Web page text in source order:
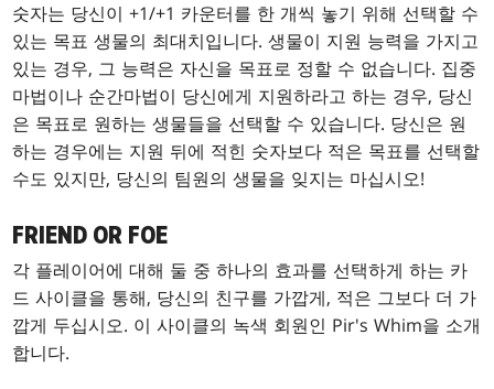
숫자는 당신이 +1/+1 카운터를 한 개씩 놓기 위해 선택할 수
있는 목표 생물의 최대치입니다. 생물이 지원 능력을 가지고
있는 경우, 그 능력은 자신을 목표로 정할 수 없습니다. 집중
마법이나 순간마법이 당신에게 지원하라고 하는 경우, 당신
은 목표로 원하는 생물들을 선택할 수 있습니다. 당신은 원
하는 경우에는 지원 뒤에 적힌 숫자보다 적은 목표를 선택할
수도 있지만, 당신의 팀원의 생물을 잊지는 마십시오!
FRIEND OR FOE
각 플레이어에 대해 둘 중 하나의 효과를 선택하게 하는 카
드 사이클을 통해, 당신의 친구를 가깝게, 적은 그보다 더 가
깝게 두십시오. 이 사이클의 녹색 회원인 Pir's Whim을 소개
합니다.